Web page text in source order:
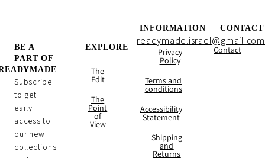
CONTACT
readymade.israel@gmail.com
Contact
INFORMATION
Privacy
Policy
Terms and
conditions
Accessibility
Statement
Shipping
and
Returns
EXPLORE
The
Edit
The
Point
of
View
BE A
PART OF
Subscribe
to get
early
access to
our new
collections